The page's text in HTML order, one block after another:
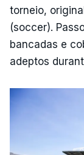
torneio,
(soccer).
bancadas e
adeptos